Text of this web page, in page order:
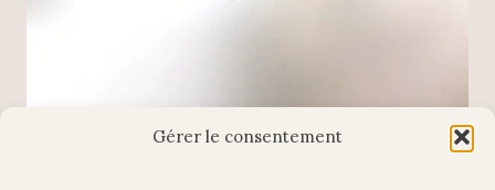
Gérer le consentement